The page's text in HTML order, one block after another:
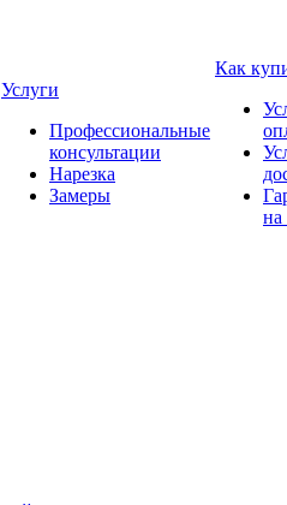
Услуги
Профессиональные
консультации
Нарезка
Замеры
Как
на